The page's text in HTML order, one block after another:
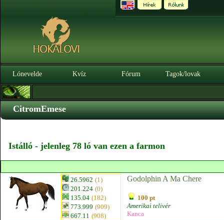
Lónevelde Kvíz Fórum Tagok/lovak
CitromEmese
Istálló - jelenleg 78 ló van ezen a farmon
26.5962 (1)
201.224 (0)
135.04 (182)
773.999 (909)
667.11 (908)
Godolphin A Ma Chere
100 pt
Amerikai telivér
Kanca